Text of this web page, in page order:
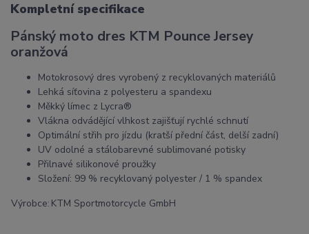
Kompletní specifikace
Pánský moto dres KTM Pounce Jersey
oranžová
Motokrosový dres vyrobený z recyklovaných materiálů
Lehká síťovina z polyesteru a spandexu
Měkký límec z Lycra®
Vlákna odvádějící vlhkost zajišťují rychlé schnutí
Optimální střih pro jízdu (kratší přední část, delší zadní)
UV odolné a stálobarevné sublimované potisky
Přilnavé silikonové proužky
Složení: 99 % recyklovaný polyester / 1 % spandex
Výrobce: KTM Sportmotorcycle GmbH